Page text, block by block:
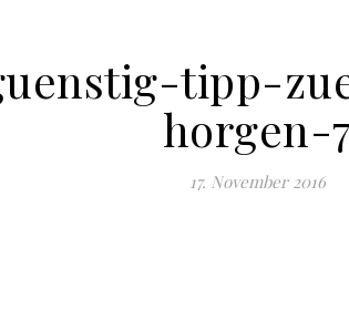
tipp-
horgen-7
17. November 2016